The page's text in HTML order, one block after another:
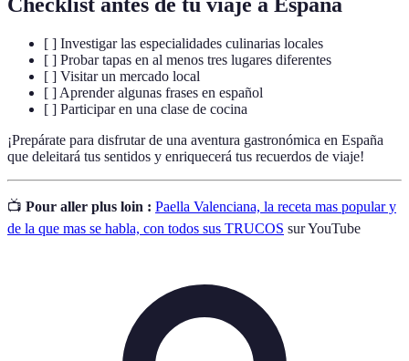
[ ] Investigar las especialidades culinarias locales
[ ] Probar tapas en al menos tres lugares diferentes
[ ] Visitar un mercado local
[ ] Aprender algunas frases en español
[ ] Participar en una clase de cocina
¡Prepárate para disfrutar de una aventura gastronómica en España
que deleitará tus sentidos y enriquecerá tus recuerdos de viaje!
📺 Pour aller plus loin : Paella Valenciana, la receta mas popular y
de la que mas se habla, con todos sus TRUCOS sur YouTube